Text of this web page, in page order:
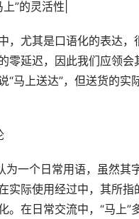
上”的灵活性|
，尤其是口语化的表达，
零延迟，因此我们应领会
“马上送达”，但送货的实
为一个日常用语，虽然其
实际使用经过中，其所指
。在日常交流中，“马上”